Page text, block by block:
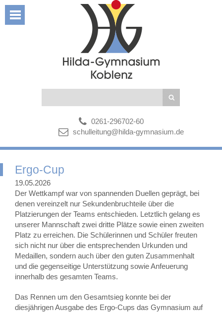
0261-296702-60
schulleitung@hilda-gymnasium.de
Ergo-Cup
19.05.2026
Der Wettkampf war von spannenden Duellen geprägt, bei
denen vereinzelt nur Sekundenbruchteile über die
Platzierungen der Teams entschieden. Letztlich gelang es
unserer Mannschaft zwei dritte Plätze sowie einen zweiten
Platz zu erreichen. Die Schülerinnen und Schüler freuten
sich nicht nur über die entsprechenden Urkunden und
Medaillen, sondern auch über den guten Zusammenhalt
und die gegenseitige Unterstützung sowie Anfeuerung
innerhalb des gesamten Teams.
Das Rennen um den Gesamtsieg konnte bei der
diesjährigen Ausgabe des Ergo-Cups das Gymnasium auf